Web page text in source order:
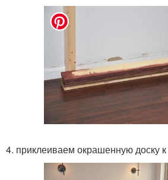
4. приклеиваем окрашенную доску к